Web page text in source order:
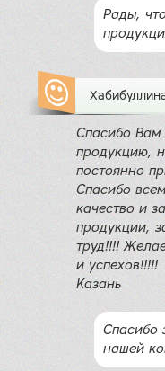
Рады,
Спасибо Вам
продукцию,
постоянно
Спасибо
качество и
продукции,
труд!!!!
и успехов!!!!!
Казань
Спасибо
нашей